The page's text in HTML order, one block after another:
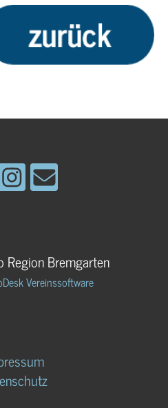
Bremgarten
Vereinssoftware